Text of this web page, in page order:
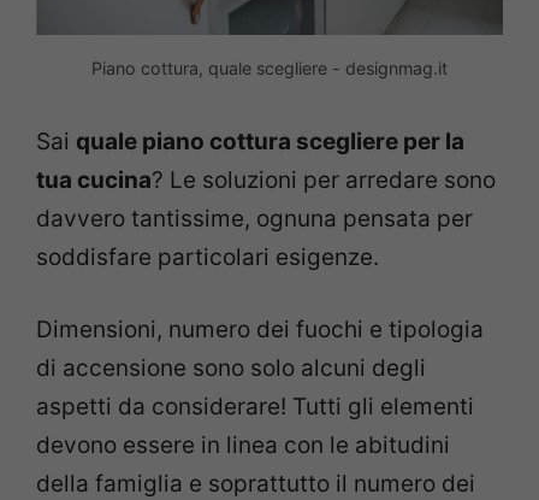
Piano cottura, quale scegliere - designmag.it
Sai quale piano cottura scegliere per la
tua cucina? Le soluzioni per arredare sono
davvero tantissime, ognuna pensata per
soddisfare particolari esigenze.
Dimensioni, numero dei fuochi e tipologia
di accensione sono solo alcuni degli
aspetti da considerare! Tutti gli elementi
devono essere in linea con le abitudini
della famiglia e soprattutto il numero dei